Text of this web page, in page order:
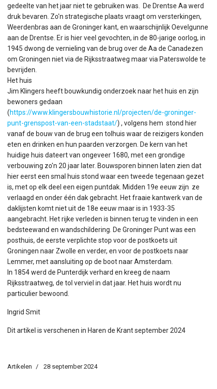
gedeelte van het jaar niet te gebruiken was. De Drentse Aa werd
druk bevaren. Zo'n strategische plaats vraagt om versterkingen,
Weerdenbras aan de Groninger kant, en waarschijnlijk Oevelgunne
aan de Drentse. Er is hier veel gevochten, in de 80-jarige oorlog, in
1945 dwong de vernieling van de brug over de Aa de Canadezen
om Groningen niet via de Rijksstraatweg maar via Paterswolde te
bevrijden.
Het huis
Jim Klingers heeft bouwkundig onderzoek naar het huis en zijn
bewoners gedaan
(https://www.klingersbouwhistorie.nl/projecten/de-groninger-
punt-grenspost-van-een-stadstaat/) , volgens hem stond hier
vanaf de bouw van de brug een tolhuis waar de reizigers konden
eten en drinken en hun paarden verzorgen. De kern van het
huidige huis dateert van ongeveer 1680, met een grondige
verbouwing zo'n 20 jaar later. Bouwsporen binnen laten zien dat
hier eerst een smal huis stond waar een tweede tegenaan gezet
is, met op elk deel een eigen puntdak. Midden 19e eeuw zijn ze
verlaagd en onder één dak gebracht. Het fraaie kantwerk van de
daklijsten komt niet uit de 18e eeuw maar is in 1933-35
aangebracht. Het rijke verleden is binnen terug te vinden in een
bedsteewand en wandschildering. De Groninger Punt was een
posthuis, de eerste verplichte stop voor de postkoets uit
Groningen naar Zwolle en verder, en voor de postkoets naar
Lemmer, met aansluiting op de boot naar Amsterdam.
In 1854 werd de Punterdijk verhard en kreeg de naam
Rijksstraatweg, de tol verviel in dat jaar. Het huis wordt nu
particulier bewoond.
Ingrid Smit
Dit artikel is verschenen in Haren de Krant september 2024
Artikelen 28 september 2024